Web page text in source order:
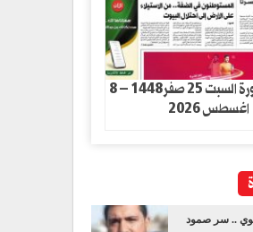
صحيفة الثورة السبت 25 صفر1448 – 8
اغسطس 2026
.. سر صمود